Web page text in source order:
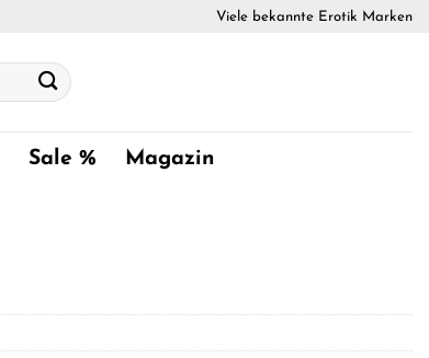
Viele bekannte Erotik Marken
Sale % Magazin